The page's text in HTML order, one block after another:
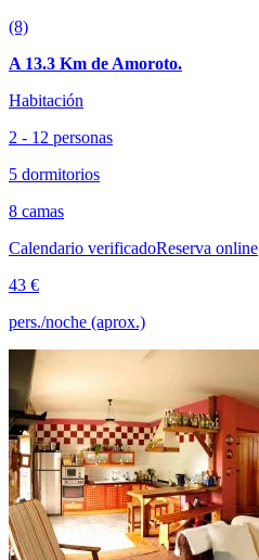
(8)
A 13.3 Km de Amoroto.
Habitación
2 - 12 personas
5 dormitorios
8 camas
Calendario verificadoReserva online
43 €
pers./noche (aprox.)